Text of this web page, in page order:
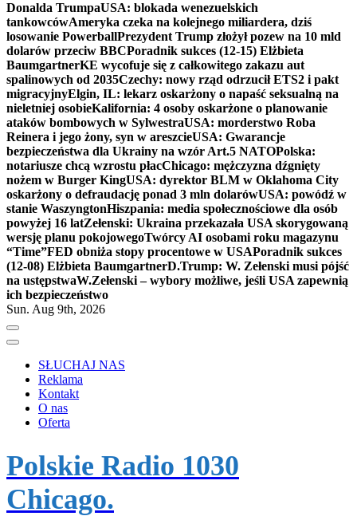
Donalda TrumpaUSA: blokada wenezuelskich
tankowcówAmeryka czeka na kolejnego miliardera, dziś
losowanie PowerballPrezydent Trump złożył pozew na 10 mld
dolarów przeciw BBCPoradnik sukces (12-15) Elżbieta
BaumgartnerKE wycofuje się z całkowitego zakazu aut
spalinowych od 2035Czechy: nowy rząd odrzucił ETS2 i pakt
migracyjnyElgin, IL: lekarz oskarżony o napaść seksualną na
nieletniej osobieKalifornia: 4 osoby oskarżone o planowanie
ataków bombowych w SylwestraUSA: morderstwo Roba
Reinera i jego żony, syn w areszcieUSA: Gwarancje
bezpieczeństwa dla Ukrainy na wzór Art.5 NATOPolska:
notariusze chcą wzrostu płacChicago: mężczyzna dźgnięty
nożem w Burger KingUSA: dyrektor BLM w Oklahoma City
oskarżony o defraudację ponad 3 mln dolarówUSA: powódź w
stanie WaszyngtonHiszpania: media społecznościowe dla osób
powyżej 16 latZełenski: Ukraina przekazała USA skorygowaną
wersję planu pokojowegoTwórcy AI osobami roku magazynu
“Time”FED obniża stopy procentowe w USAPoradnik sukces
(12-08) Elżbieta BaumgartnerD.Trump: W. Zełenski musi pójść
na ustępstwaW.Zełenski – wybory możliwe, jeśli USA zapewnią
ich bezpieczeństwo
Sun. Aug 9th, 2026
SŁUCHAJ NAS
Reklama
Kontakt
O nas
Oferta
Polskie Radio 1030
Chicago.